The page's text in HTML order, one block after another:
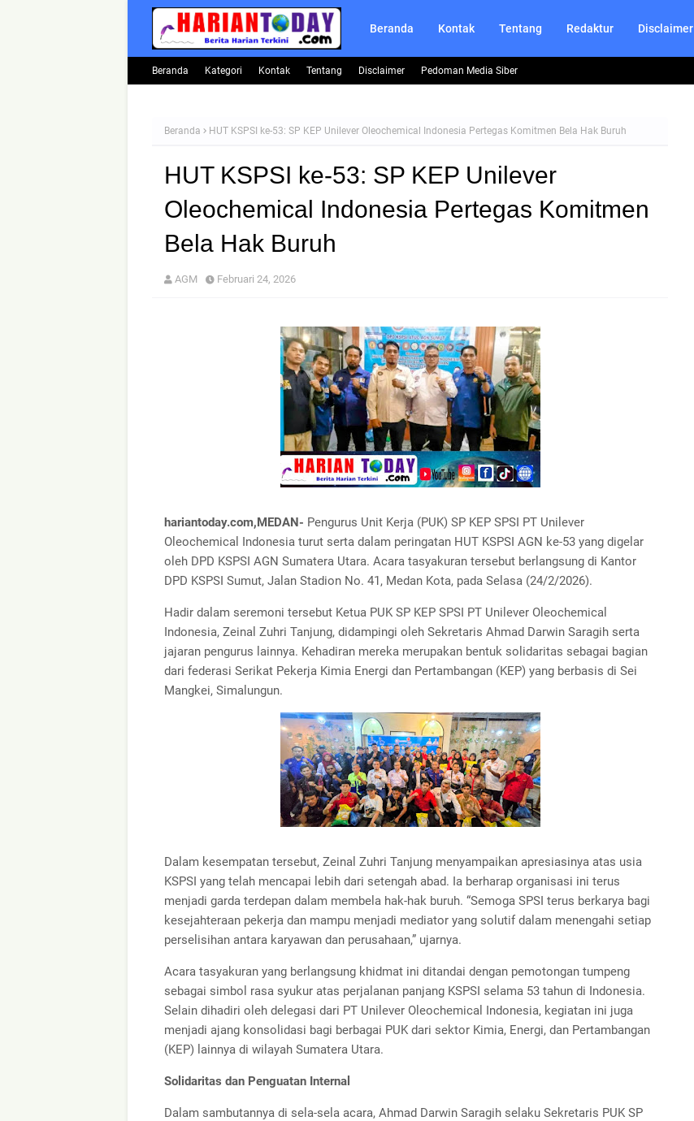
Beranda Kontak Tentang Redaktur Disclaimer
Beranda Kategori Kontak Tentang Disclaimer Pedoman Media Siber
Beranda HUT KSPSI ke-53: SP KEP Unilever Oleochemical Indonesia Pertegas Komitmen Bela Hak Buruh
HUT KSPSI ke-53: SP KEP Unilever
Oleochemical Indonesia Pertegas Komitmen
Bela Hak Buruh
AGM Februari 24, 2026
hariantoday.com,MEDAN- Pengurus Unit Kerja (PUK) SP KEP SPSI PT Unilever
Oleochemical Indonesia turut serta dalam peringatan HUT KSPSI AGN ke-53 yang digelar
oleh DPD KSPSI AGN Sumatera Utara. Acara tasyakuran tersebut berlangsung di Kantor
DPD KSPSI Sumut, Jalan Stadion No. 41, Medan Kota, pada Selasa (24/2/2026).
Hadir dalam seremoni tersebut Ketua PUK SP KEP SPSI PT Unilever Oleochemical
Indonesia, Zeinal Zuhri Tanjung, didampingi oleh Sekretaris Ahmad Darwin Saragih serta
jajaran pengurus lainnya. Kehadiran mereka merupakan bentuk solidaritas sebagai bagian
dari federasi Serikat Pekerja Kimia Energi dan Pertambangan (KEP) yang berbasis di Sei
Mangkei, Simalungun.
Dalam kesempatan tersebut, Zeinal Zuhri Tanjung menyampaikan apresiasinya atas usia
KSPSI yang telah mencapai lebih dari setengah abad. Ia berharap organisasi ini terus
menjadi garda terdepan dalam membela hak-hak buruh. “Semoga SPSI terus berkarya bagi
kesejahteraan pekerja dan mampu menjadi mediator yang solutif dalam menengahi setiap
perselisihan antara karyawan dan perusahaan,” ujarnya.
Acara tasyakuran yang berlangsung khidmat ini ditandai dengan pemotongan tumpeng
sebagai simbol rasa syukur atas perjalanan panjang KSPSI selama 53 tahun di Indonesia.
Selain dihadiri oleh delegasi dari PT Unilever Oleochemical Indonesia, kegiatan ini juga
menjadi ajang konsolidasi bagi berbagai PUK dari sektor Kimia, Energi, dan Pertambangan
(KEP) lainnya di wilayah Sumatera Utara.
Solidaritas dan Penguatan Internal
Dalam sambutannya di sela-sela acara, Ahmad Darwin Saragih selaku Sekretaris PUK SP